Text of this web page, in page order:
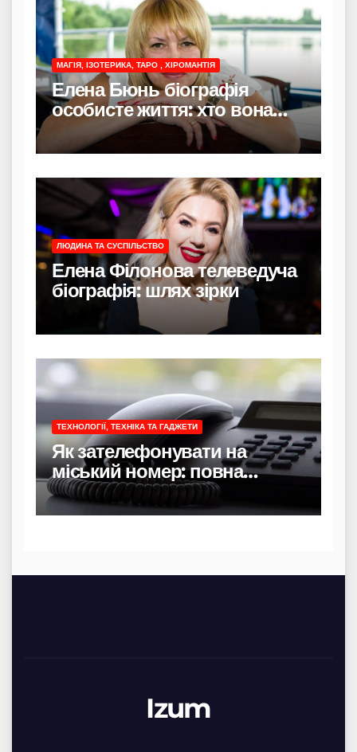
МАГІЯ, ІЗОТЕРИКА, ТАРО , ХІРОМАНТІЯ
Елена Бюнь біографія
особисте життя: хто вона
насправді
ЛЮДИНА ТА СУСПІЛЬСТВО
Елена Філонова телеведуча
біографія: шлях зірки
ТЕХНОЛОГІЇ, ТЕХНІКА ТА ГАДЖЕТИ
Як зателефонувати на
міський номер: повна
інструкція
Izum